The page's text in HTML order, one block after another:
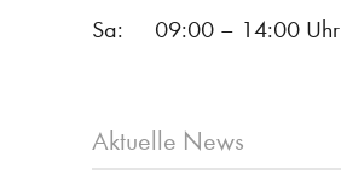
Sa:
09:00 – 14:00 Uhr
Aktuelle News